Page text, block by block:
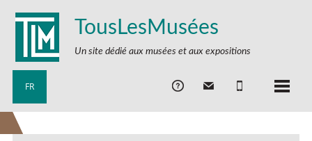
TousLesMusées
Un site dédié aux musées et aux expositions
FR